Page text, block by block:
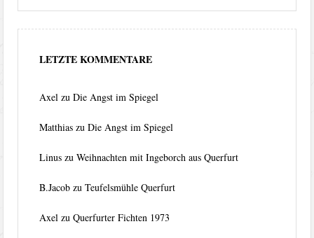
LETZTE KOMMENTARE
Axel zuDie Angst im Spiegel
Matthias zuDie Angst im Spiegel
Linus zuWeihnachten mit Ingeborch aus Querfurt
B.Jacob zuTeufelsmühle Querfurt
Axel zuQuerfurter Fichten 1973